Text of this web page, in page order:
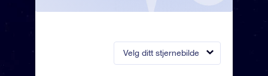
Velg ditt stjernebilde